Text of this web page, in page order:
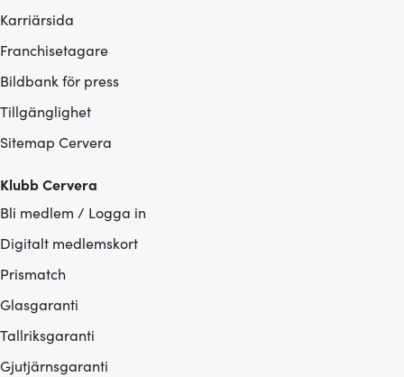
Karriärsida
Franchisetagare
Bildbank för press
Tillgänglighet
Sitemap Cervera
Klubb Cervera
Bli medlem / Logga in
Digitalt medlemskort
Prismatch
Glasgaranti
Tallriksgaranti
Gjutjärnsgaranti